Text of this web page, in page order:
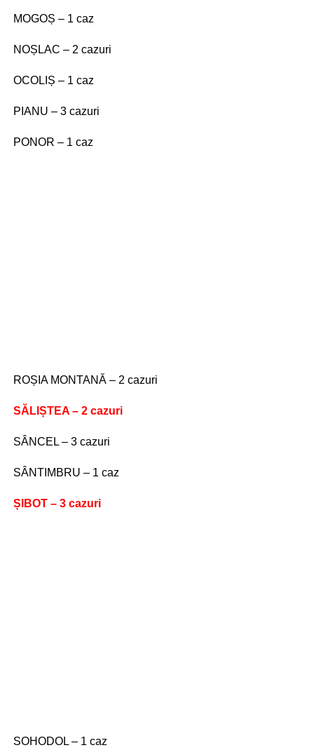
MOGOȘ – 1 caz
NOȘLAC – 2 cazuri
OCOLIȘ – 1 caz
PIANU – 3 cazuri
PONOR – 1 caz
ROȘIA MONTANĂ – 2 cazuri
SĂLIȘTEA – 2 cazuri
SÂNCEL – 3 cazuri
SÂNTIMBRU – 1 caz
ȘIBOT – 3 cazuri
SOHODOL – 1 caz